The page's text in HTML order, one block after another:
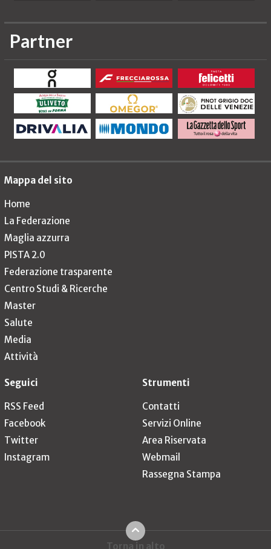
Partner
Mappa del sito
Home
La Federazione
Maglia azzurra
PISTA 2.0
Federazione trasparente
Centro Studi & Ricerche
Master
Salute
Media
Attività
Seguici
RSS Feed
Facebook
Twitter
Instagram
Strumenti
Contatti
Servizi Online
Area Riservata
Webmail
Rassegna Stampa
Torna in alto